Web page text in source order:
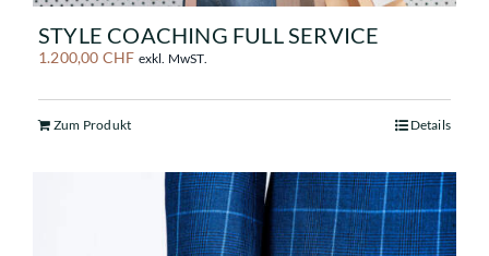
STYLE COACHING FULL SERVICE
1.200,00 CHF exkl. MwST.
Zum Produkt Details